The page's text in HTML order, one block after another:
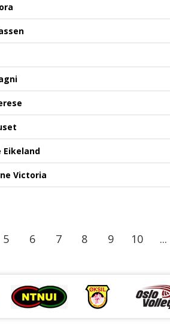
Eikeland
Victoria
5 6 7 8 9 10 ...